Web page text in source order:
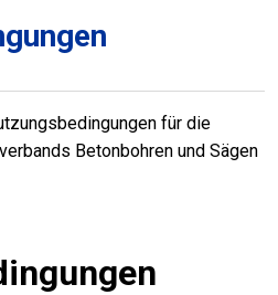
für die
Betonbohren und Sägen